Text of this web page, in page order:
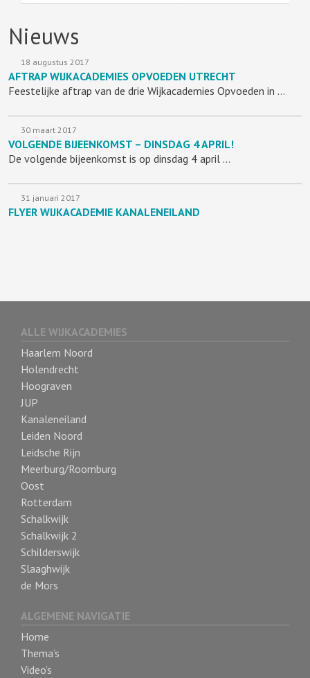
Nieuws
18 augustus 2017
AFTRAP WIJKACADEMIES OPVOEDEN UTRECHT
Feestelijke aftrap van de drie Wijkacademies Opvoeden in …
30 maart 2017
VOLGENDE BIJEENKOMST – DINSDAG 4 APRIL!
De volgende bijeenkomst is op dinsdag 4 april …
31 januari 2017
FLYER WIJKACADEMIE KANALENEILAND
ALLE WIJKACADEMIES
Haarlem Noord
Holendrecht
Hoograven
JUP
Kanaleneiland
Leiden Noord
Leidsche Rijn
Meerburg/Roomburg
Oost
Rotterdam
Schalkwijk
Schalkwijk 2
Schilderswijk
Slaaghwijk
de Mors
ALGEMENE NAVIGATIE
Home
Thema’s
Video’s